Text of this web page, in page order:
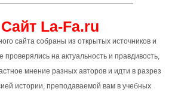
Сайт La-Fa.ru
сайта собраны из открытых источников и
проверялись на актуальность и правдивость,
мнение разных авторов и идти в разрез
истории, преподаваемой вам в учебных